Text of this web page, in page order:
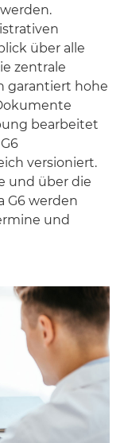
über alle
zentrale
garantiert hohe
bearbeitet
versioniert.
und über die
G6 werden
und